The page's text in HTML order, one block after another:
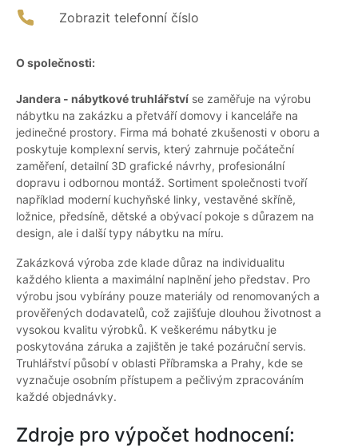
Zobrazit telefonní číslo
O společnosti:
Jandera - nábytkové truhlářství se zaměřuje na výrobu
nábytku na zakázku a přetváří domovy i kanceláře na
jedinečné prostory. Firma má bohaté zkušenosti v oboru a
poskytuje komplexní servis, který zahrnuje počáteční
zaměření, detailní 3D grafické návrhy, profesionální
dopravu i odbornou montáž. Sortiment společnosti tvoří
například moderní kuchyňské linky, vestavěné skříně,
ložnice, předsíně, dětské a obývací pokoje s důrazem na
design, ale i další typy nábytku na míru.
Zakázková výroba zde klade důraz na individualitu
každého klienta a maximální naplnění jeho představ. Pro
výrobu jsou vybírány pouze materiály od renomovaných a
prověřených dodavatelů, což zajišťuje dlouhou životnost a
vysokou kvalitu výrobků. K veškerému nábytku je
poskytována záruka a zajištěn je také pozáruční servis.
Truhlářství působí v oblasti Příbramska a Prahy, kde se
vyznačuje osobním přístupem a pečlivým zpracováním
každé objednávky.
Zdroje pro výpočet hodnocení: